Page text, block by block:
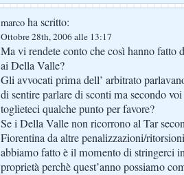
marco ha scritto:
Ottobre 28th, 2006 alle 13:17
Ma vi rendete conto che così hanno fatto
ai Della Valle?
Gli avvocati prima dell’ arbitrato
di sentire parlare di sconti ma secondo
toglieteci qualche punto per favore?
Se i Della Valle non ricorrono al Tar
Fiorentina da altre penalizzazioni/
abbiamo fatto è il momento di stringerci
proprietà perchè quest’anno possiamo